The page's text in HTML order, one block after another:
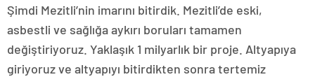
Şimdi Mezitli’nin imarını bitirdik. Mezitli’de eski,
asbestli ve sağlığa aykırı boruları tamamen
değiştiriyoruz. Yaklaşık 1 milyarlık bir proje. Altyapıya
giriyoruz ve altyapıyı bitirdikten sonra tertemiz